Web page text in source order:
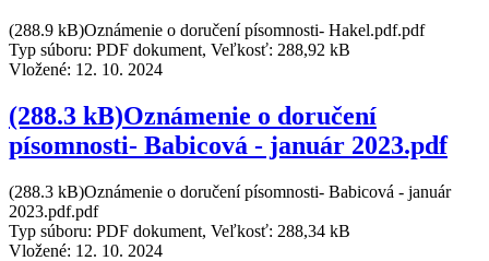
(288.9 kB)Oznámenie o doručení písomnosti- Hakel.pdf.pdf
Typ súboru: PDF dokument, Veľkosť: 288,92 kB
Vložené: 12. 10. 2024
(288.3 kB)Oznámenie o doručení
písomnosti- Babicová - január 2023.pdf
(288.3 kB)Oznámenie o doručení písomnosti- Babicová - január
2023.pdf.pdf
Typ súboru: PDF dokument, Veľkosť: 288,34 kB
Vložené: 12. 10. 2024